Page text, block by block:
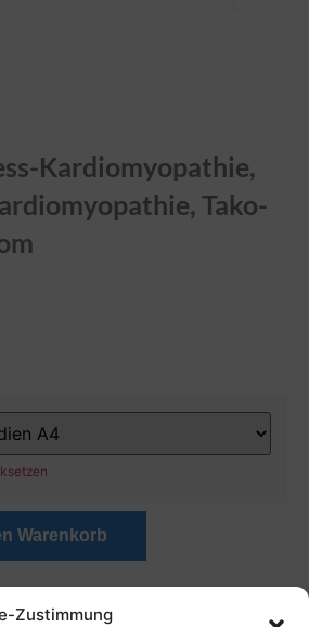
Zustimmung
Kardiomyopathie,
Tako-
Warenkorb